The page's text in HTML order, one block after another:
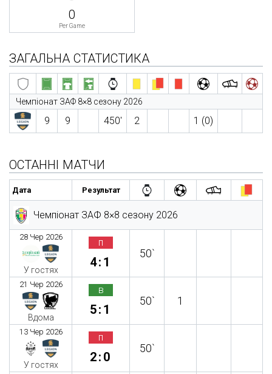
0
Per Game
ЗАГАЛЬНА СТАТИСТИКА
Чемпіонат ЗАФ 8×8 сезону 2026
9 9 450′ 2 1 (0)
ОСТАННІ МАТЧИ
Дата Результат
Чемпіонат ЗАФ 8×8 сезону 2026
28 Чер 2026
У гостях
п
4:1
50`
21 Чер 2026
Вдома
в
5:1
50` 1
13 Чер 2026
У гостях
п
2:0
50`